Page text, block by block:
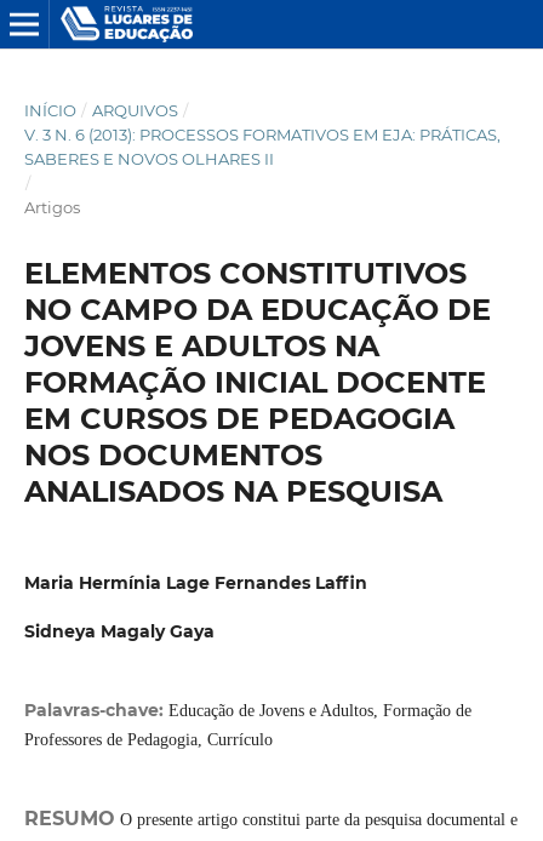
INÍCIO / ARQUIVOS /
V. 3 N. 6 (2013): PROCESSOS FORMATIVOS EM EJA: PRÁTICAS,
SABERES E NOVOS OLHARES II
/
Artigos
ELEMENTOS CONSTITUTIVOS
NO CAMPO DA EDUCAÇÃO DE
JOVENS E ADULTOS NA
FORMAÇÃO INICIAL DOCENTE
EM CURSOS DE PEDAGOGIA
NOS DOCUMENTOS
ANALISADOS NA PESQUISA
Maria Hermínia Lage Fernandes Laffin
Sidneya Magaly Gaya
Palavras-chave: Educação de Jovens e Adultos, Formação de
Professores de Pedagogia, Currículo
RESUMO O presente artigo constitui parte da pesquisa documental e